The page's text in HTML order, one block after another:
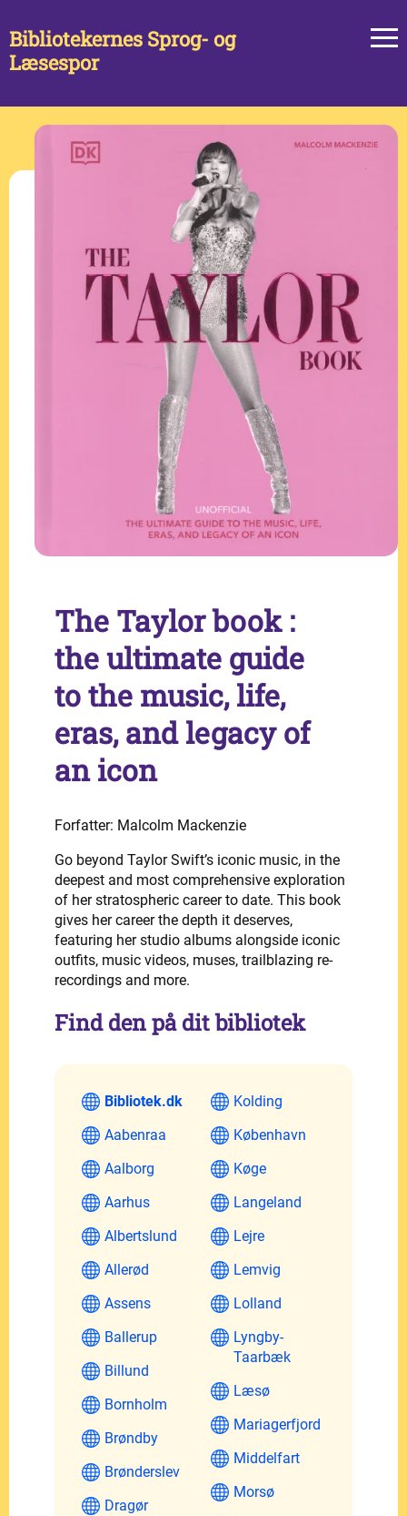
Bibliotekernes Sprog- og
Læsespor
The Taylor book :
the ultimate guide
to the music, life,
eras, and legacy of
an icon
Forfatter: Malcolm Mackenzie
Go beyond Taylor Swift’s iconic music, in the
deepest and most comprehensive exploration
of her stratospheric career to date. This book
gives her career the depth it deserves,
featuring her studio albums alongside iconic
outfits, music videos, muses, trailblazing re-
recordings and more.
Find den på dit bibliotek
Bibliotek.dk
Aabenraa
Aalborg
Aarhus
Albertslund
Allerød
Assens
Ballerup
Billund
Bornholm
Brøndby
Brønderslev
Dragør
Kolding
København
Køge
Langeland
Lejre
Lemvig
Lolland
Lyngby-
Taarbæk
Læsø
Mariagerfjord
Middelfart
Morsø